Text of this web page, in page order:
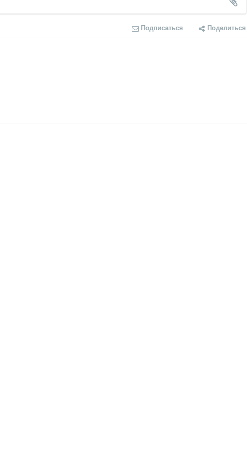
Подписаться Поделиться